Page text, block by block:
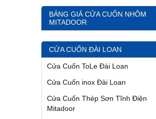
BẢNG GIÁ CỬA CUỐN NHÔM
MITADOOR
CỬA CUỐN ĐÀI LOAN
Cửa Cuốn ToLe Đài Loan
Cửa Cuốn inox Đài Loan
Cửa Cuốn Thép Sơn Tĩnh Điện
Mitadoor